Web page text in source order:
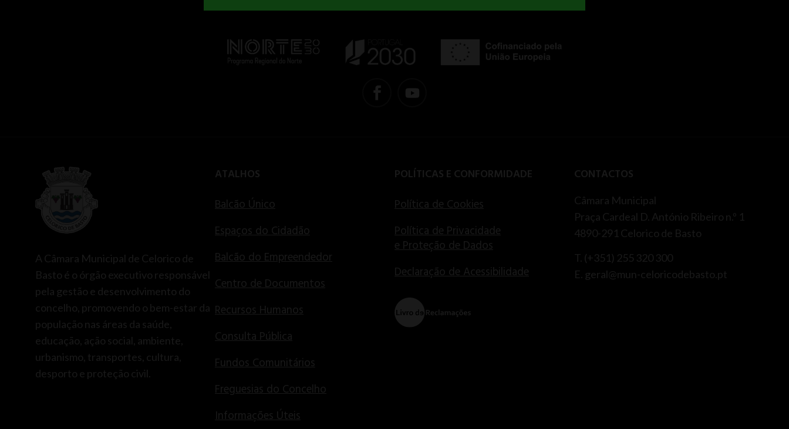
A Câmara Municipal de Celorico de
Basto é o órgão executivo responsável
pela gestão e desenvolvimento do
concelho, promovendo o bem-estar da
população nas áreas da saúde,
educação, ação social, ambiente,
urbanismo, transportes, cultura,
desporto e proteção civil.
ATALHOS
Balcão Único
Espaços do Cidadão
Balcão do Empreendedor
Centro de Documentos
Recursos Humanos
Consulta Pública
Fundos Comunitários
Freguesias do Concelho
Informações Úteis
POLÍTICAS E CONFORMIDADE
Política de Cookies
Política de Privacidade
e Proteção de Dados
Declaração de Acessibilidade
CONTACTOS
Câmara Municipal
Praça Cardeal D. António Ribeiro n.º 1
4890-291 Celorico de Basto
T. (+351) 255 320 300
E. geral@mun-celoricodebasto.pt